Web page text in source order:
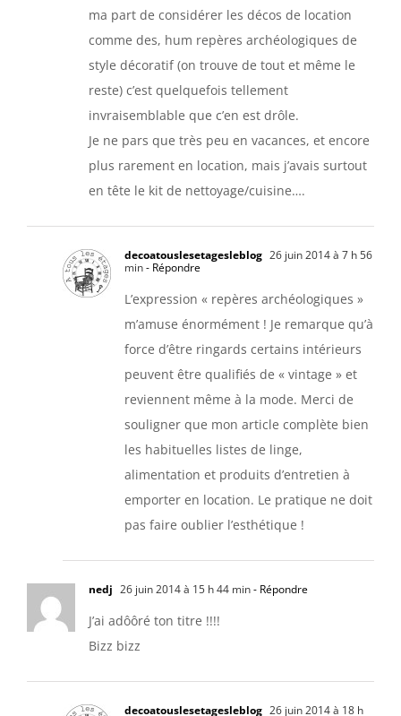
ma part de considérer les décos de location
comme des, hum repères archéologiques de
style décoratif (on trouve de tout et même le
reste) c’est quelquefois tellement
invraisemblable que c’en est drôle.
Je ne pars que très peu en vacances, et encore
plus rarement en location, mais j’avais surtout
en tête le kit de nettoyage/cuisine….
decoatouslesetagesleblog 26 juin 2014 à 7 h 56
min- Répondre
L’expression « repères archéologiques »
m’amuse énormément ! Je remarque qu’à
force d’être ringards certains intérieurs
peuvent être qualifiés de « vintage » et
reviennent même à la mode. Merci de
souligner que mon article complète bien
les habituelles listes de linge,
alimentation et produits d’entretien à
emporter en location. Le pratique ne doit
pas faire oublier l’esthétique !
nedj 26 juin 2014 à 15 h 44 min- Répondre
J’ai adôôré ton titre !!!!
Bizz bizz
decoatouslesetagesleblog 26 juin 2014 à 18 h